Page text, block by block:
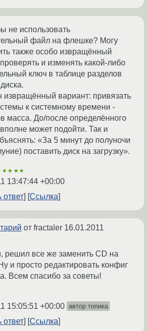
не использовать
файл на флешке? Могу
также особо извращённый
и изменять какой-либо
ключ в таблице разделов
извращённый вариант: привязать
к системному времени -
масса. До/после определённого
может подойти. Так и
«За 5 минут до полуночи
поставить диск на загрузку».
13:47:44 +00:00
ответ
Ссылка
от fractaler 16.01.2011
решил все же заменить CD на
и просто редактировать конфиг
Всем спасибо за советы!
15:05:51 +00:00 автор топика
ответ Ссылка